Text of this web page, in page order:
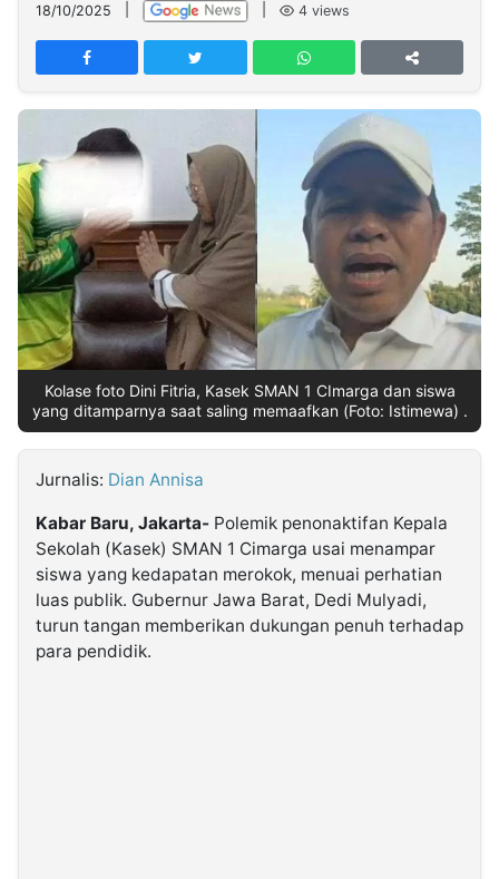
Network
PT
TREETAN
MULTIMEDIA
INDONESIA
Partner
Insight
NTB
Suara
Time
Lens
IDN
Daily
Jogja
Jalan
Rakyat
Idealita
News
Kita
Notice
Radar
Baru
Seedbacklink
Follow
Kabarbaru
18/10/2025 4 views
Kolase foto Dini Fitria, Kasek SMAN 1 CImarga dan siswa
yang ditamparnya saat saling memaafkan (Foto: Istimewa) .
Jurnalis: Dian Annisa
Kabar Baru, Jakarta- Polemik penonaktifan Kepala
Sekolah (Kasek) SMAN 1 Cimarga usai menampar
siswa yang kedapatan merokok, menuai perhatian
luas publik. Gubernur Jawa Barat, Dedi Mulyadi,
turun tangan memberikan dukungan penuh terhadap
para pendidik.